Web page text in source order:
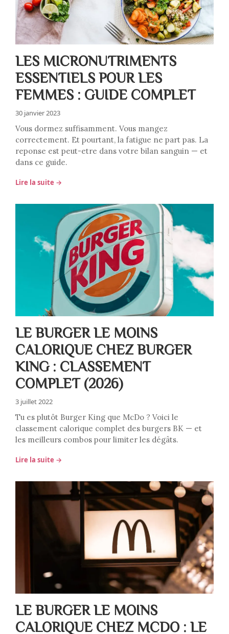
LES MICRONUTRIMENTS
ESSENTIELS POUR LES
FEMMES : GUIDE COMPLET
30 janvier 2023
Vous dormez suffisamment. Vous mangez
correctement. Et pourtant, la fatigue ne part pas. La
reponse est peut-etre dans votre bilan sanguin — et
dans ce guide.
Lire la suite →
LE BURGER LE MOINS
CALORIQUE CHEZ BURGER
KING : CLASSEMENT
COMPLET (2026)
3 juillet 2022
Tu es plutôt Burger King que McDo ? Voici le
classement calorique complet des burgers BK — et
les meilleurs combos pour limiter les dégâts.
Lire la suite →
LE BURGER LE MOINS
CALORIQUE CHEZ MCDO : LE